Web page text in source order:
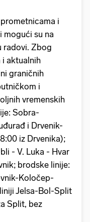
i
mogući su na
radovi. Zbog
aktualnih
graničnih
i
vremenskih
Sobra-
i Drvenik-
iz Drvenika) ;
- V. Luka - Hvar
brodske linije:
Koločep-
Jelsa-Bol-Split
Split, bez